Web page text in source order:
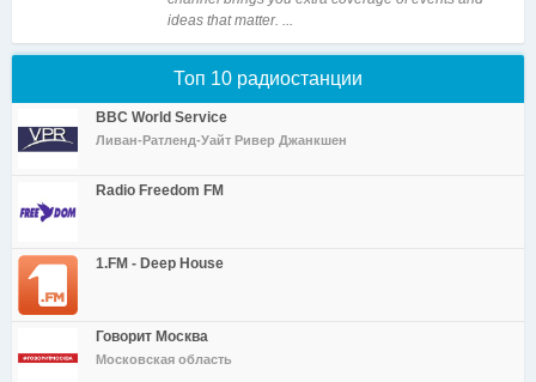
ideas that matter. ...
Топ 10 радиостанции
BBC World Service
Ливан-Ратленд-Уайт Ривер Джанкшен
Radio Freedom FM
1.FM - Deep House
Говорит Москва
Московская область